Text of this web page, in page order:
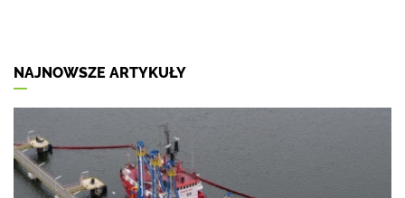
NAJNOWSZE ARTYKUŁY